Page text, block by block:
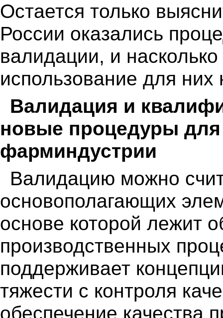
Остается только
России оказались
валидации, и
использование для
Валидация и
новые процедуры для
фарминдустрии
Валидацию можно
основополагающих
основе которой лежит
производственных
поддерживает
тяжести с контроля
обеспечение качества